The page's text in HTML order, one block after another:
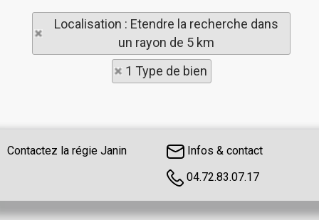
Localisation : Etendre la recherche dans
un rayon de 5 km
1 Type de bien
Contactez la régie Janin
Infos & contact
04.72.83.07.17